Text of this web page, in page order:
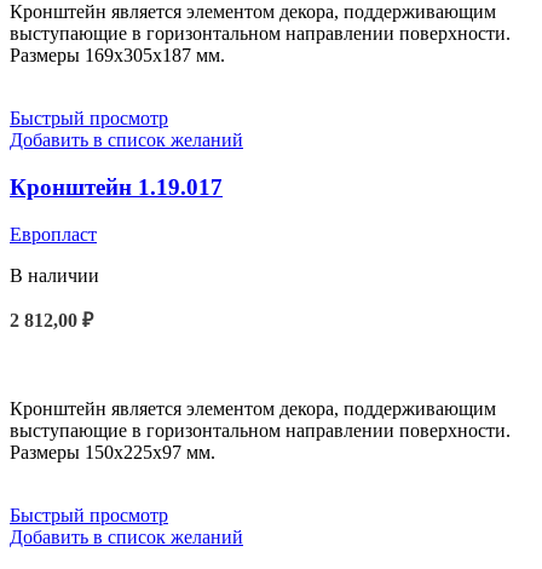
Кронштейн является элементом декора, поддерживающим
выступающие в горизонтальном направлении поверхности.
Размеры 169x305x187 мм.
Быстрый просмотр
Добавить в список желаний
Кронштейн 1.19.017
Европласт
В наличии
2 812,00 ₽
Кронштейн является элементом декора, поддерживающим
выступающие в горизонтальном направлении поверхности.
Размеры 150x225x97 мм.
Быстрый просмотр
Добавить в список желаний